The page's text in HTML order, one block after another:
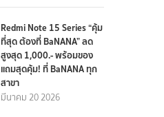
Redmi Note 15 Series “คุ้ม
ที่สุด ต้องที่ BaNANA” ลด
สูงสุด 1,000.- พร้อมของ
แถมสุดคุ้ม! ที่ BaNANA ทุก
สาขา
มีนาคม 20 2026